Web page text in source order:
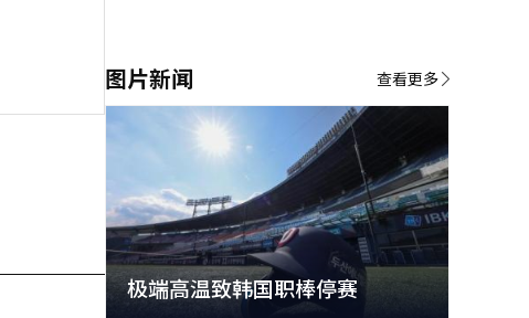
图片新闻
极端高温致韩国职棒停赛
查看更多